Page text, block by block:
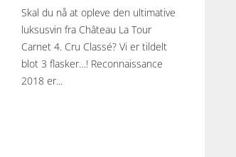
Skal du nå at opleve den ultimative
luksusvin fra Château La Tour
Carnet 4. Cru Classé? Vi er tildelt
blot 3 flasker…! Reconnaissance
2018 er...